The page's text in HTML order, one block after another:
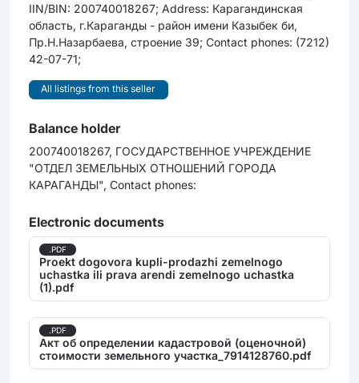
IIN/BIN: 200740018267; Address: Карагандинская
область, г.Караганды - район имени Казыбек би,
Пр.Н.Назарбаева, строение 39; Contact phones: (7212)
42-07-71;
All listings from this seller
Balance holder
200740018267, ГОСУДАРСТВЕННОЕ УЧРЕЖДЕНИЕ
"ОТДЕЛ ЗЕМЕЛЬНЫХ ОТНОШЕНИЙ ГОРОДА
КАРАГАНДЫ", Contact phones:
Electronic documents
.PDF
Proekt dogovora kupli-prodazhi zemelnogo
uchastka ili prava arendi zemelnogo uchastka
(1).pdf
.PDF
Акт об определении кадастровой (оценочной)
стоимости земельного участка_7914128760.pdf